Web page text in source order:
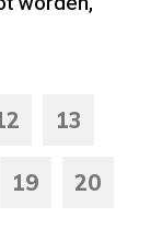
13
19 20